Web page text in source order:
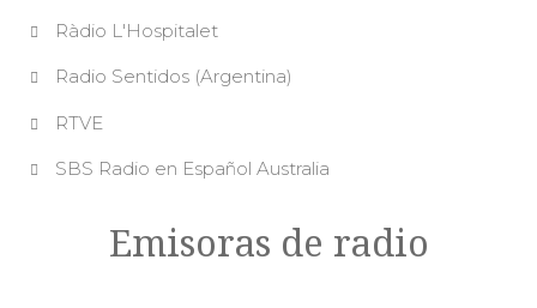
Ràdio L'Hospitalet
Radio Sentidos (Argentina)
RTVE
SBS Radio en Español Australia
Emisoras de radio